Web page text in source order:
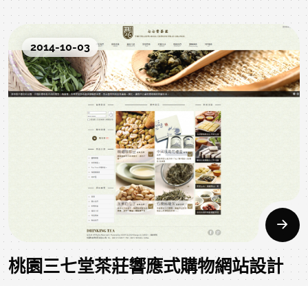
府接收日資企業，在茶業部份，1946年由農林處收編成立官
營的「台灣茶業公司」，後改組為台灣農林股份有限公司茶
業分公司，同時原本的角板山茶場改名為「大溪茶場」，
「大溪茶場」可以算是臺灣製茶歷史的縮影，非常值得網友
親臨現場。我們非常珍惜這難得的網頁設計提案機會，也依
據目前的營運方向先以簡約的設計為主，整個茶廠的故事，
還是需要透過網路預約後方得體驗。老茶廠安排專業的導覽
員，透過網路表單聯繫後，由現場的網管於後台匯整安排導
覽時間。網站提供最大自主管理權給大溪老茶廠，首頁形象
大圖(主視覺)、主選單、專題BANNER、新聞文章系統、商
品管理系統，皆由茶廠自主管理。
2014-10-03
桃園三七堂茶莊響應式購物網站設計